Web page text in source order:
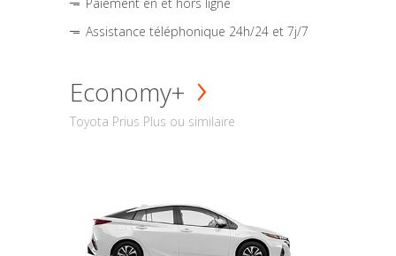
Assistance téléphonique 24h/24 et 7j/7
Economy+
Toyota Prius Plus ou similaire